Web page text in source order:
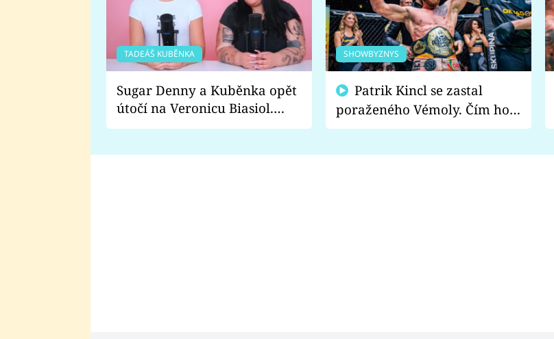
TADEÁŠ KUBĚNKA
Sugar Denny a Kuběnka opět
útočí na Veronicu Biasiol.
Proč je podle nich falešná a
SHOWBYZNYS
poraženého Vémoly. Čím ho
fanoušci naštvali?